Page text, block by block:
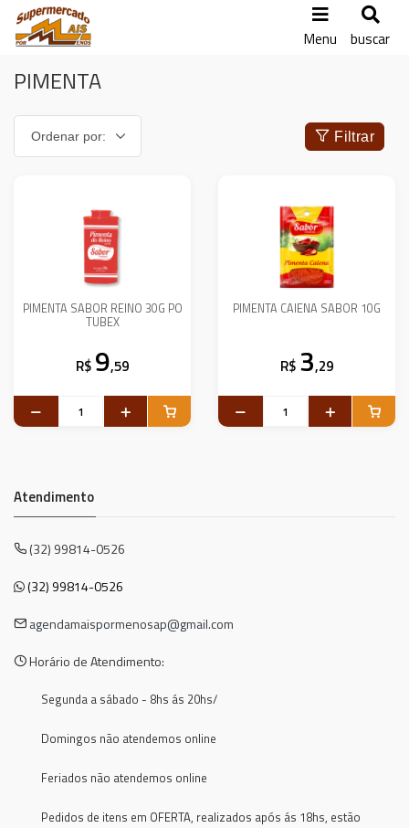
Menu buscar
PIMENTA
Filtrar
PIMENTA SABOR REINO 30G PO
TUBEX
R$ 9,59
PIMENTA CAIENA SABOR 10G
R$ 3,29
Atendimento
(32) 99814-0526
(32) 99814-0526
agendamaispormenosap@gmail.com
Horário de Atendimento:
Segunda a sábado - 8hs ás 20hs/
Domingos não atendemos online
Feriados não atendemos online
Pedidos de itens em OFERTA, realizados após ás 18hs, estão